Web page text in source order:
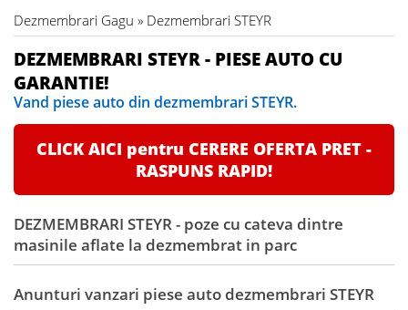
Dezmembrari Gagu » Dezmembrari STEYR
DEZMEMBRARI STEYR - PIESE AUTO CU
GARANTIE!
Vand piese auto din dezmembrari STEYR.
CLICK AICI pentru CERERE OFERTA PRET -
RASPUNS RAPID!
DEZMEMBRARI STEYR - poze cu cateva dintre
masinile aflate la dezmembrat in parc
Anunturi vanzari piese auto dezmembrari STEYR